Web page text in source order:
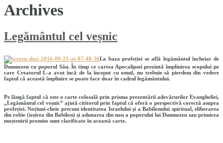
Archives
Legământul cel veșnic
La baza profeției se află legământul încheiat de
Dumnezeu cu poporul Său. În timp ce cartea Apocalipsei prezintă împlinirea scopului pe
care Creatorul L-a avut încă de la început cu omul, nu trebuie să pierdem din vedere
faptul că această împlinire se poate face doar în cadrul legământului.
Pe lângă faptul că este o carte colosală prin prisma prezentării adevărurilor Evangheliei,
„Legământul cel veșnic” ajută cititorul prin faptul că oferă o perspectivă corectă asupra
profeției. Noțiuni-cheie precum identitatea Israelului și a Babilonului spiritual, eliberarea
din robie (ieșirea din Babilon) și adunarea din nou a poporului lui Dumnezeu sau primirea
moștenirii promise sunt clarificate în această carte.